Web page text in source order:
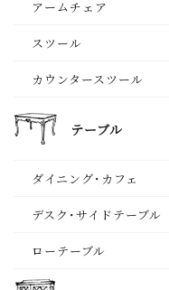
アームチェア
スツール
カウンタースツール
テーブル
ダイニング･カフェ
デスク･サイドテーブル
ローテーブル